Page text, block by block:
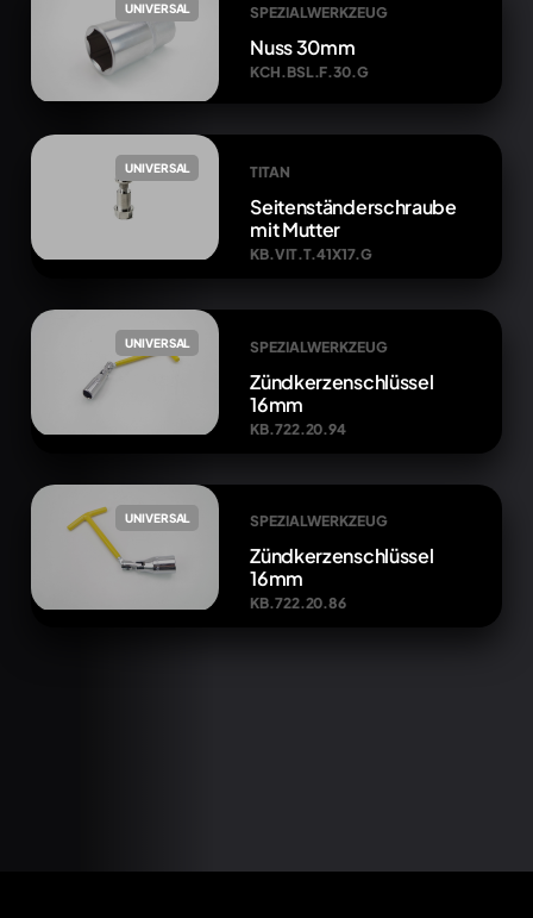
UNIVERSAL SPEZIALWERKZEUG
Nuss 30mm
KCH.BSL.F.30.G
UNIVERSAL TITAN
Seitenständerschraube
mit Mutter
KB.VIT.T.41X17.G
UNIVERSAL SPEZIALWERKZEUG
Zündkerzenschlüssel
16mm
KB.722.20.94
UNIVERSAL SPEZIALWERKZEUG
Zündkerzenschlüssel
16mm
KB.722.20.86